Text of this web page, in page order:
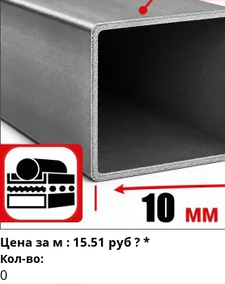
Труба профильная 100х100
Труба профильная 120х120
Труба профильная 140х140
Труба профильная 150х150
Труба профильная 160х160
Труба профильная 180х180
Труба профильная 200х200
Труба профильная 250х250
Труба профильная 300х300
Труба профильная 400х400
Цена за м : 15.51 руб ? *
Кол-во: